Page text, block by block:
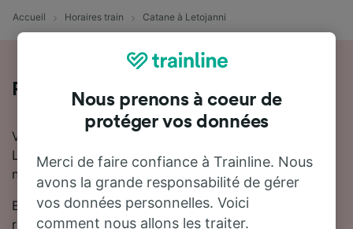
Accueil Horaires train Catane à Letojanni
Prendre le train de Catane à Letojanni
Vous pensez à prendre le train entre Catane et
Letojanni ? Vous trouverez ici toutes les informations
nécessaires.
En général, il faut compter 1 heure 5 minutes pour se
rendre de Catane à Letojanni en train. Il y a
Nous prenons à coeur de
protéger vos données
Merci de faire confiance à Trainline. Nous
avons la grande responsabilité de gérer
vos données personnelles. Voici
comment nous allons les traiter.